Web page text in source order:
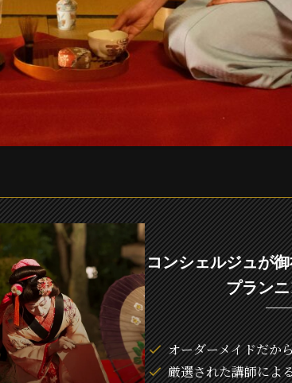
コンシェルジュが
プラン
オーダーメイドだか
厳選された講師によ